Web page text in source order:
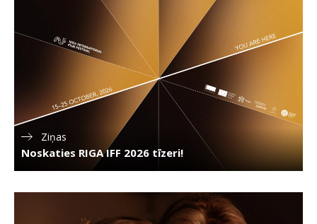
Ziņas
Noskaties RIGA IFF 2026 tīzeri!